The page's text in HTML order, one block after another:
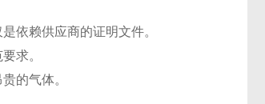
依赖供应商的证明文件。
求。
的气体。